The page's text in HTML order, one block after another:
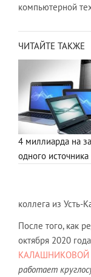
компьютерной
ЧИТАЙТЕ ТАКЖЕ
4 миллиарда на
одного источника
коллега из Усть-
После того, как
октября 2020
КАЛАШНИКОВОЙ
работает